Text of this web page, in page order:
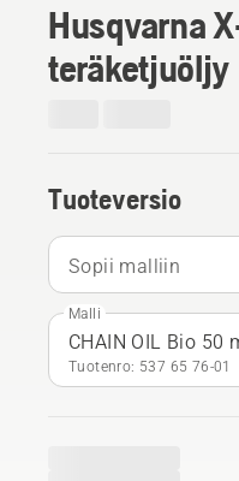
Husqvarna
teräketjuöljy
Tuoteversio
Sopii malliin
Malli
CHAIN OIL Bio 50
Tuotenro: 537 65 76‑01